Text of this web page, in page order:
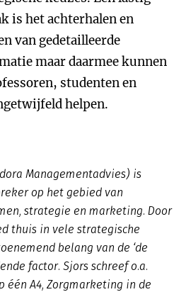
is het achterhalen en
van gedetailleerde
maar daarmee kunnen
studenten en
helpen.
Managementadvies) is
op het gebied van
strategie en marketing. Door
thuis in vele strategische
belang van de ‘de
factor. Sjors schreef o.a.
één A4, Zorgmarketing in de